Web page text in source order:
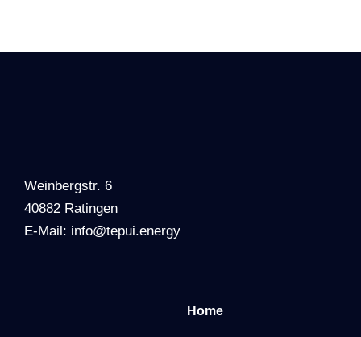
Weinbergstr. 6
40882 Ratingen
E-Mail: info@tepui.energy
Home